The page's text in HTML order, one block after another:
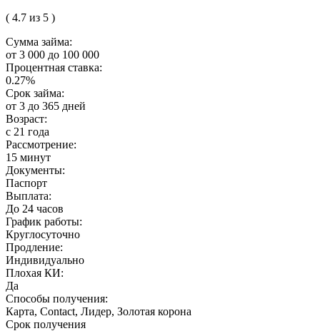
( 4.7 из 5 )
Сумма займа:
от 3 000 до 100 000
Процентная ставка:
0.27%
Срок займа:
от 3 до 365 дней
Возраст:
с 21 года
Рассмотрение:
15 минут
Документы:
Паспорт
Выплата:
До 24 часов
График работы:
Круглосуточно
Продление:
Индивидуально
Плохая КИ:
Да
Способы получения:
Карта, Contact, Лидер, Золотая корона
Срок получения